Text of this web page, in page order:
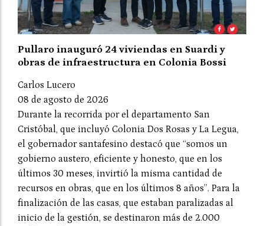
Pullaro inauguró 24 viviendas en Suardi y
obras de infraestructura en Colonia Bossi
Carlos Lucero
08 de agosto de 2026
Durante la recorrida por el departamento San
Cristóbal, que incluyó Colonia Dos Rosas y La Legua,
el gobernador santafesino destacó que “somos un
gobierno austero, eficiente y honesto, que en los
últimos 30 meses, invirtió la misma cantidad de
recursos en obras, que en los últimos 8 años”. Para la
finalización de las casas, que estaban paralizadas al
inicio de la gestión, se destinaron más de 2.000